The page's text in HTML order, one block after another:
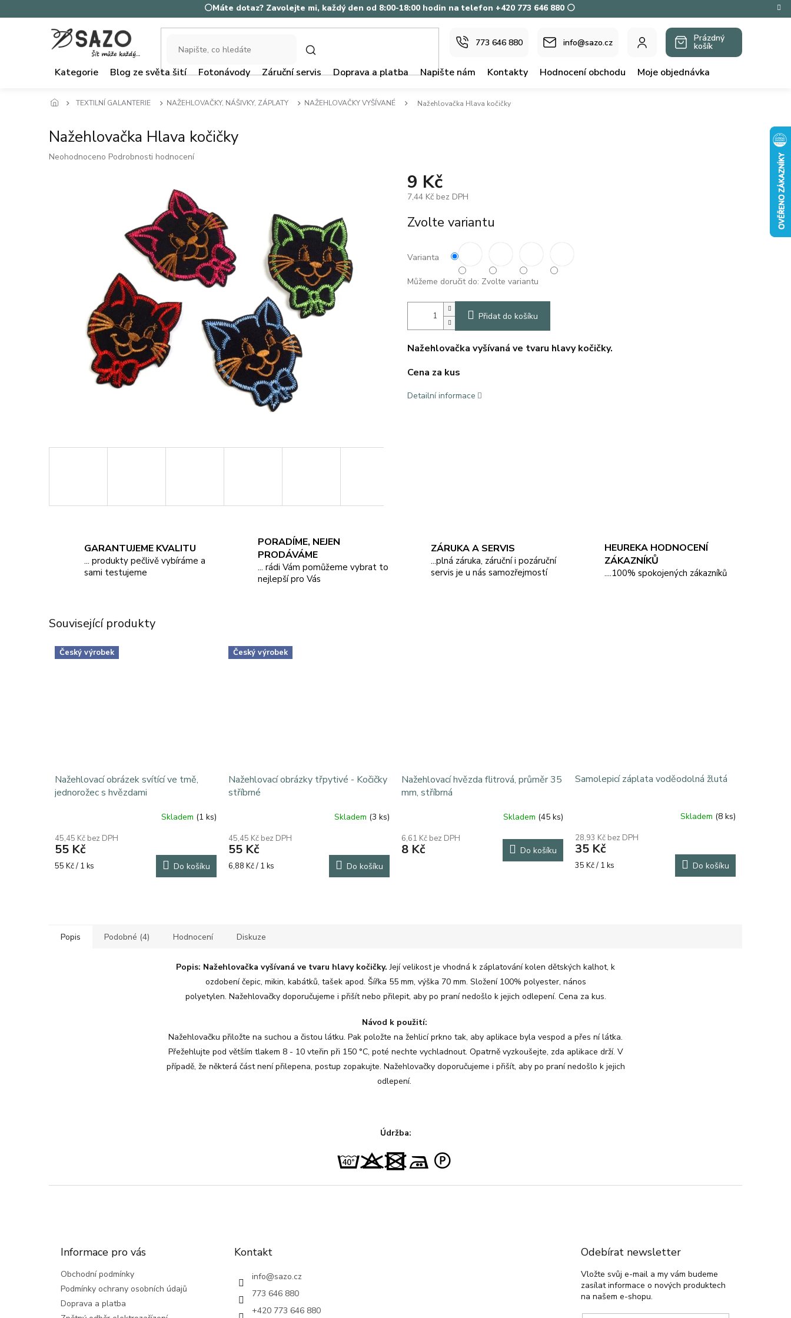
na
⚪Máte dotaz? Zavolejte mi, každý den od 8:00-18:00 hodin na telefon +420 773 646 880 ⚪
773 646 880 info@sazo.cz
HLEDAT
NÁKUPNÍ
Prázdný
košík
Kategorie Blog ze světa šití Fotonávody Záruční servis Doprava a platba Napište nám Kontakty Hodnocení obchodu Moje objednávka
TEXTILNÍ GALANTERIE NAŽEHLOVAČKY, NÁŠIVKY, ZÁPLATY NAŽEHLOVAČKY VYŠÍVANÉ Nažehlovačka Hlava kočičky
Nažehlovačka Hlava kočičky
Průměrné
Neohodnoceno Podrobnosti hodnocení
9 Kč
7,44 Kč bez DPH
cena:
Zvolte variantu
Varianta
Můžeme doručit do: Zvolte variantu
Přidat do košíku
Nažehlovačka vyšívaná ve tvaru hlavy kočičky.
Cena za kus
Detailní informace
GARANTUJEME KVALITU
... produkty pečlivě vybíráme a
sami testujeme
PORADÍME, NEJEN
PRODÁVÁME
... rádi Vám pomůžeme vybrat to
nejlepší pro Vás
ZÁRUKA A SERVIS
...plná záruka, záruční i pozáruční
servis je u nás samozřejmostí
HEUREKA HODNOCENÍ
ZÁKAZNÍKŮ
....100% spokojených zákazníků
Související produkty
Český výrobek
Nažehlovací obrázek svítící ve tmě,
jednorožec s hvězdami
Skladem (1 ks)
45,45 Kč bez DPH
55 Kč
Měrná
55 Kč / 1 ks Do košíku
Český výrobek
Nažehlovací obrázky třpytivé - Kočičky
stříbrné
Skladem (3 ks)
45,45 Kč bez DPH
55 Kč
Měrná
6,88 Kč / 1 ks Do košíku
Nažehlovací hvězda flitrová, průměr 35
mm, stříbrná
Skladem (45 ks)
6,61 Kč bez DPH
8 Kč Do košíku
Samolepicí záplata voděodolná žlutá
Skladem (8 ks)
28,93 Kč bez DPH
35 Kč
Měrná
35 Kč / 1 ks Do košíku
Popis Podobné (4) Hodnocení Diskuze
Popis: Nažehlovačka vyšívaná ve tvaru hlavy kočičky. Její velikost je vhodná k záplatování kolen dětských kalhot, k
ozdobení čepic, mikin, kabátků, tašek apod. Šířka 55 mm, výška 70 mm. Složení 100% polyester, nános
polyetylen. Nažehlovačky doporučujeme i přišít nebo přilepit, aby po praní nedošlo k jejich odlepení. Cena za kus.
Návod k použití:
Nažehlovačku přiložte na suchou a čistou látku. Pak položte na žehlicí prkno tak, aby aplikace byla vespod a přes ní látka.
Přežehlujte pod větším tlakem 8 - 10 vteřin při 150 °C, poté nechte vychladnout. Opatrně vyzkoušejte, zda aplikace drží. V
případě, že některá část není přilepena, postup zopakujte. Nažehlovačky doporučujeme i přišít, aby po praní nedošlo k jejich
odlepení.
Údržba:
Informace pro vás
Obchodní podmínky
Podmínky ochrany osobních údajů
Doprava a platba
Kontakt
info@sazo.cz
773 646 880
+420 773 646 880
Odebírat newsletter
Vložte svůj e-mail a my vám budeme
zasílat informace o nových produktech
na našem e-shopu.